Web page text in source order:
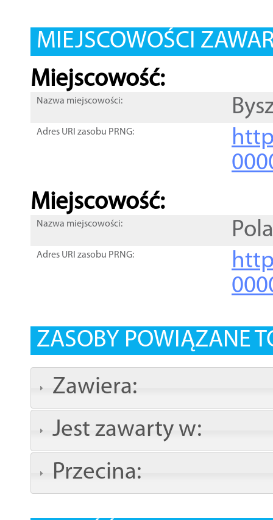
MIEJSCOWOŚCI
Miejscowość:
Nazwa miejscowości:
Adres URI zasobu PRNG:
Miejscowość:
Nazwa miejscowości:
Adres URI zasobu PRNG:
ZASOBY POWIĄZANE
Zawiera:
Jest zawarty w:
Przecina: